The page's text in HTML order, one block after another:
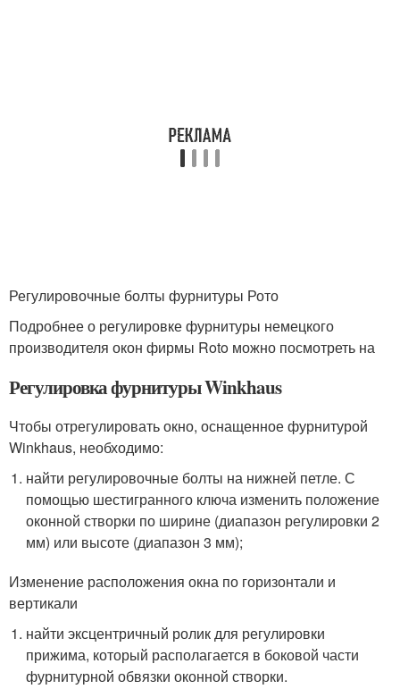
Регулировочные болты фурнитуры Рото
Подробнее о регулировке фурнитуры немецкого
производителя окон фирмы Roto можно посмотреть на
Регулировка фурнитуры Winkhaus
Чтобы отрегулировать окно, оснащенное фурнитурой
Winkhaus, необходимо:
найти регулировочные болты на нижней петле. С
помощью шестигранного ключа изменить положение
оконной створки по ширине (диапазон регулировки 2
мм) или высоте (диапазон 3 мм);
Изменение расположения окна по горизонтали и
вертикали
найти эксцентричный ролик для регулировки
прижима, который располагается в боковой части
фурнитурной обвязки оконной створки.